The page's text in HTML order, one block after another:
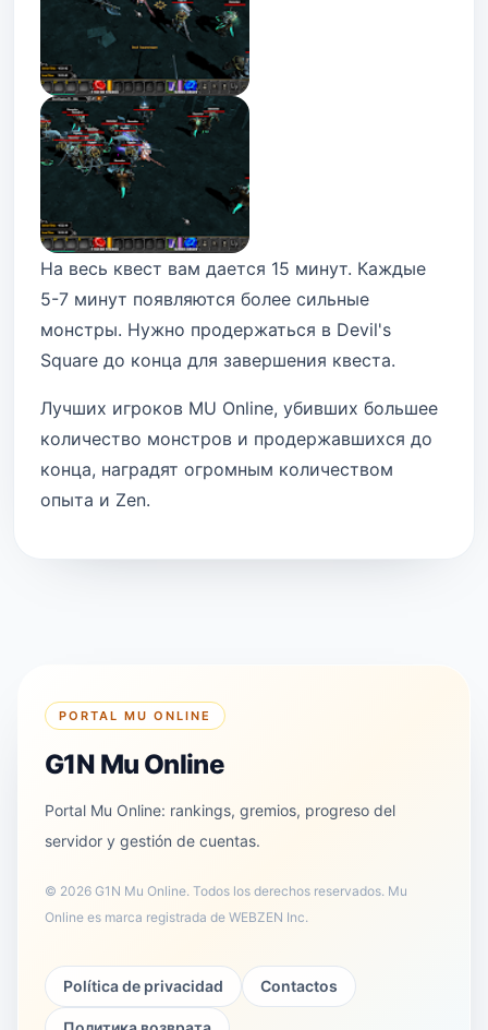
На весь квест вам дается 15 минут. Каждые
5-7 минут появляются более сильные
монстры. Нужно продержаться в Devil's
Square до конца для завершения квеста.
Лучших игроков MU Online, убивших большее
количество монстров и продержавшихся до
конца, наградят огромным количеством
опыта и Zen.
PORTAL MU ONLINE
G1N Mu Online
Portal Mu Online: rankings, gremios, progreso del
servidor y gestión de cuentas.
© 2026 G1N Mu Online. Todos los derechos reservados. Mu
Online es marca registrada de WEBZEN Inc.
Política de privacidad Contactos